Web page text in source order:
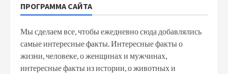
ПРОГРАММА САЙТА
Мы сделаем все, чтобы ежедневно сюда добавлялись
самые интересные факты. Интересные факты о
жизни, человеке, о женщинах и мужчинах,
интересные факты из истории, о животных и